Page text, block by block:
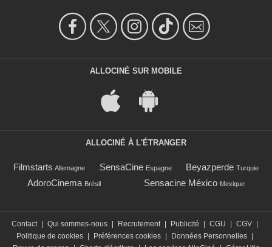
ALLOCINÉ SUR MOBILE
ALLOCINÉ À L'ÉTRANGER
Filmstarts Allemagne SensaCine Espagne Beyazperde Turquie
AdoroCinema Brésil Sensacine México Mexique
Contact Qui sommes-nous Recrutement Publicité CGU CGV
Politique de cookies
Préférences cookies Données Personnelles